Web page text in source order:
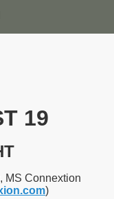
19
MS Connextion
)